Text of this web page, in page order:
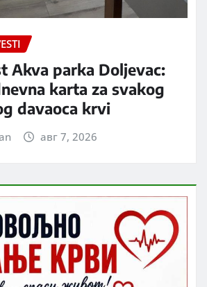
Akva parka Doljevac:
karta za svakog
davaoca krvi
авг 7, 2026